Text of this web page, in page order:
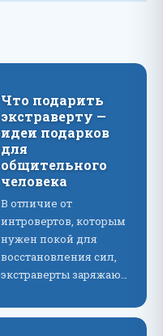
Что подарить
экстраверту —
идеи подарков
для
общительного
человека
В отличие от
интровертов, которым
нужен покой для
восстановления сил,
экстраверты заряжаю…